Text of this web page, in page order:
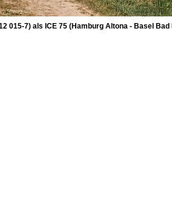
015-7) als ICE 75 (Hamburg Altona - Basel